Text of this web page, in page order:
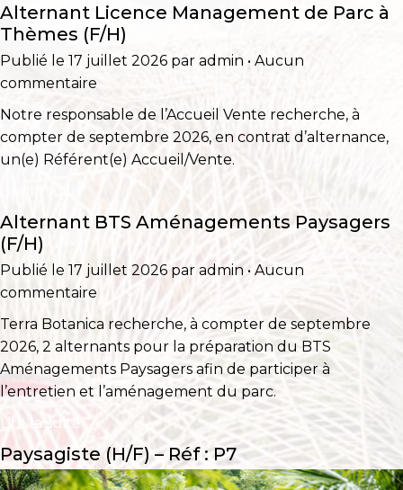
Alternant Licence Management de Parc à
Thèmes (F/H)
Publié le 17 juillet 2026 par admin • Aucun
commentaire
Notre responsable de l’Accueil Vente recherche, à
compter de septembre 2026, en contrat d’alternance,
un(e) Référent(e) Accueil/Vente.
Alternant BTS Aménagements Paysagers
(F/H)
Publié le 17 juillet 2026 par admin • Aucun
commentaire
Terra Botanica recherche, à compter de septembre
2026, 2 alternants pour la préparation du BTS
Aménagements Paysagers afin de participer à
l’entretien et l’aménagement du parc.
Lire la suite
Paysagiste (H/F) – Réf : P7